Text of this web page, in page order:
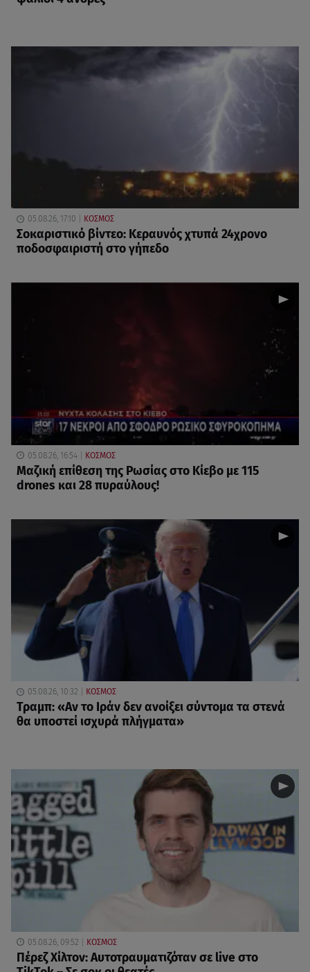
05.08.26, 17:10 ΚΟΣΜΟΣ
Σοκαριστικό βίντεο: Κεραυνός χτυπά 24χρονο
ποδοσφαιριστή στο γήπεδο
05.08.26, 16:54 ΚΟΣΜΟΣ
Μαζική επίθεση της Ρωσίας στο Κίεβο με 115
drones και 28 πυραύλους!
05.08.26, 10:32 ΚΟΣΜΟΣ
Τραμπ: «Αν το Ιράν δεν ανοίξει σύντομα τα στενά
θα υποστεί ισχυρά πλήγματα»
05.08.26, 09:52 ΚΟΣΜΟΣ
Πέρεζ Χίλτον: Αυτοτραυματιζόταν σε live στο